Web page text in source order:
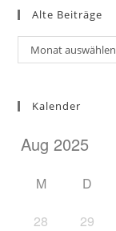
Alte Beiträge
Alte
Beiträge
Monat auswählen
Kalender
M D
28 29